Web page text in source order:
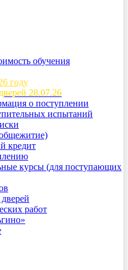
обучения
году
28.07.26
о поступлении
испытаний
кредит
курсы (для поступающих
работ